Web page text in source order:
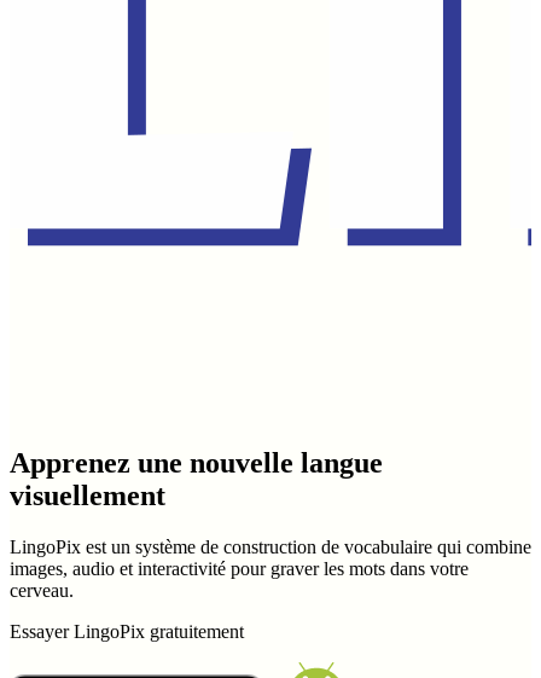
Apprenez une nouvelle langue
visuellement
LingoPix est un système de construction de vocabulaire qui combine
images, audio et interactivité pour graver les mots dans votre
cerveau.
Essayer LingoPix gratuitement